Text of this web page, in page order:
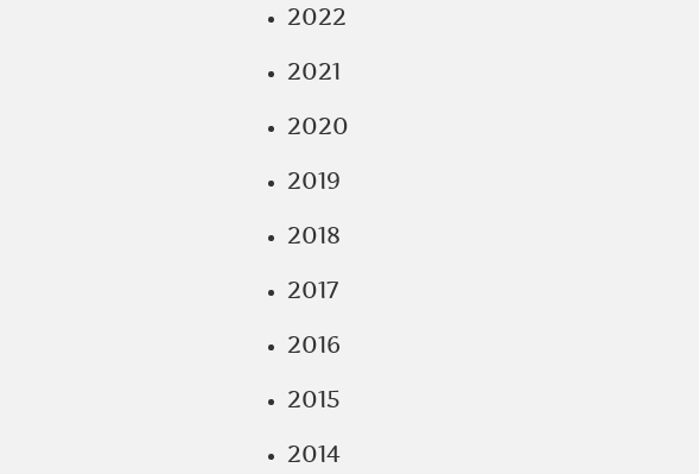
2022
2021
2020
2019
2018
2017
2016
2015
2014